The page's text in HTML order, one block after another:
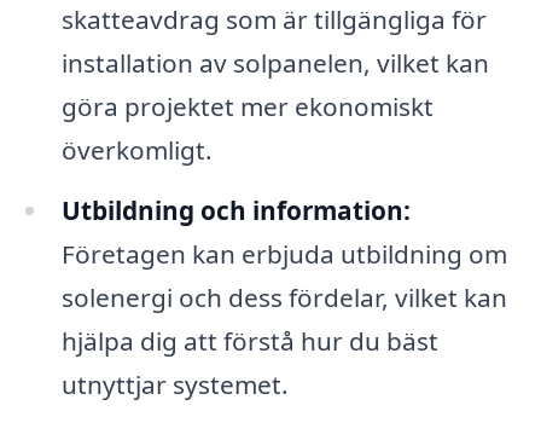
skatteavdrag som är tillgängliga för
installation av solpanelen, vilket kan
göra projektet mer ekonomiskt
överkomligt.
Utbildning och information:
Företagen kan erbjuda utbildning om
solenergi och dess fördelar, vilket kan
hjälpa dig att förstå hur du bäst
utnyttjar systemet.